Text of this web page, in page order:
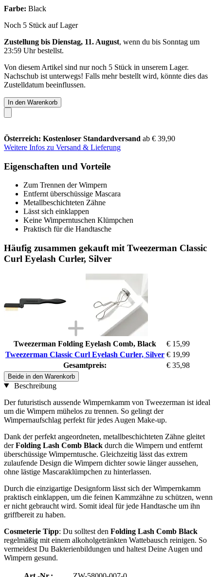
Farbe: Black
Noch 5 Stück auf Lager
Zustellung bis Dienstag, 11. August, wenn du bis Sonntag um
23:59 Uhrbestellst.
Von diesem Artikel sind nur noch 5 Stück in unserem Lager.
Nachschub ist unterwegs! Falls mehr bestellt wird, könnte dies das
Zustelldatum beeinflussen.
In den Warenkorb
Österreich: Kostenloser Standardversand ab € 39,90
Weitere Infos zu Versand & Lieferung
Eigenschaften und Vorteile
Zum Trennen der Wimpern
Entfernt überschüssige Mascara
Metallbeschichteten Zähne
Lässt sich einklappen
Keine Wimperntuschen Klümpchen
Praktisch für die Handtasche
Häufig zusammen gekauft mit Tweezerman Classic
Curl Eyelash Curler, Silver
Tweezerman Folding Eyelash Comb, Black
€ 15,99
Tweezerman Classic Curl Eyelash Curler, Silver € 19,99
Gesamtpreis:
€ 35,98
Beide in den Warenkorb
Beschreibung
Der futuristisch aussende Wimpernkamm von Tweezerman ist ideal
um die Wimpern mühelos zu trennen. So gelingt der
Wimpernaufschlag perfekt für jedes Augen Make-up.
Dank der perfekt angeordneten, metallbeschichteten Zähne gleitet
derFolding Lash Comb Black durch die Wimpern und entfernt
überschüssige Wimperntusche. Gleichzeitig lässt das extrem
zulaufende Design die Wimpern dichter sowie länger aussehen,
ohne lästige Mascaraklümpchen zu hinterlassen.
Durch die einzigartige Designform lässt sich der Wimpernkamm
praktisch einklappen, um die feinen Kammzähne zu schützen, wenn
er nicht gebraucht wird. Somit ideal für jede Handtasche um ihn
griffbereit zu haben.
Cosmeterie Tipp: Du solltest den Folding Lash Comb Black
regelmäßig mit einem alkoholgetränkten Wattebausch reinigen. So
vermeidest Du Bakterienbildungen und haltest Deine Augen und
Wimpern gesund.